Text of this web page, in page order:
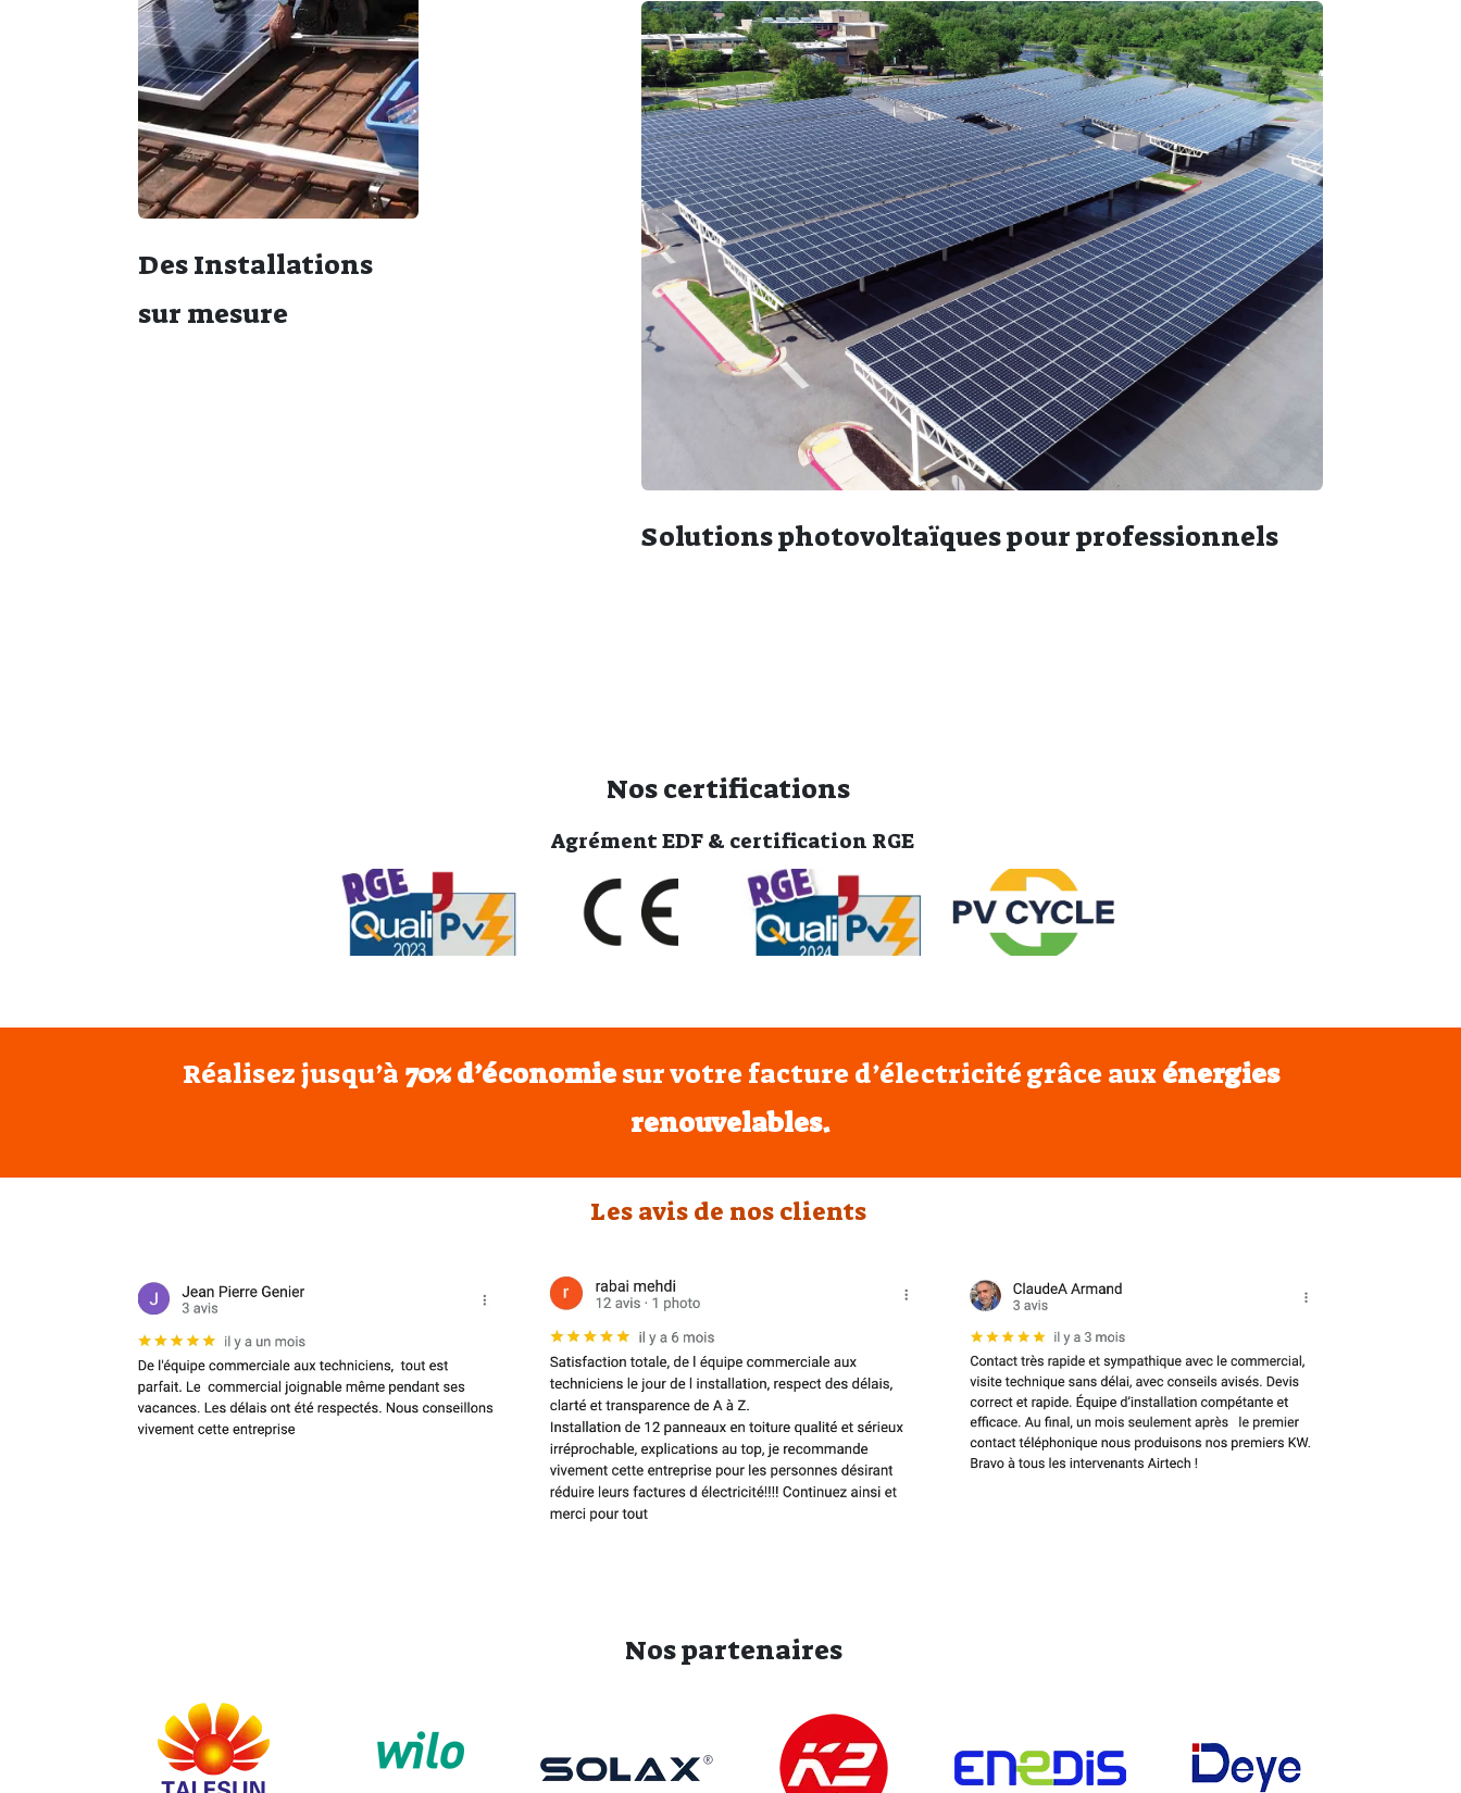
Des Installations
sur mesure
Solutions photovoltaïques pour professionnels
Nos certifications
Agrément EDF & certification RGE
Réalisez jusqu’à 70% d’économiesur votre facture d’électricité grâce auxénergies
renouvelables.
Les avis de nos clients
Nos partenaires